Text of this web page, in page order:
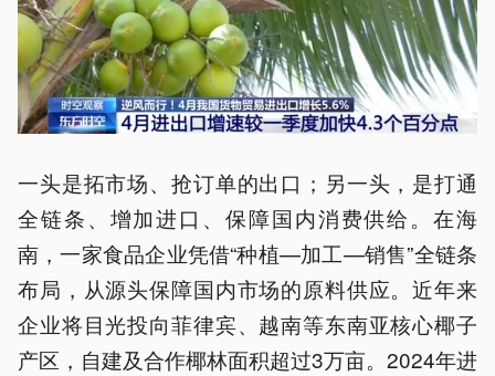
一头是拓市场、抢订单的出口；另一头，是打通
全链条、增加进口、保障国内消费供给。在海
南，一家食品企业凭借“种植—加工—销售”全链条
布局，从源头保障国内市场的原料供应。近年来
企业将目光投向菲律宾、越南等东南亚核心椰子
产区，自建及合作椰林面积超过3万亩。2024年进